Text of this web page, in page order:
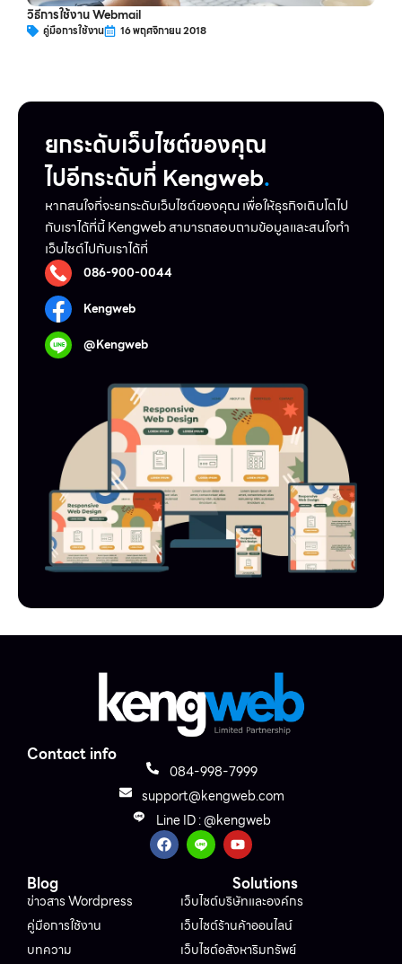
วิธีการใช้งาน Webmail
คู่มือการใช้งาน 16 พฤศจิกายน 2018
ยกระดับเว็บไซต์ของคุณ
ไปอีกระดับที่ Kengweb.
หากสนใจที่จะยกระดับเว็บไชต์ของคุณ เพื่อให้ธุรกิจเติบโตไป
กับเราได้ที่นี้ Kengweb สามารถสอบถามข้อมูลและสนใจทำ
เว็บไชต์ไปกับเราได้ที่
086-900-0044
Kengweb
@Kengweb
Contact info
084-998-7999
support@kengweb.com
Line ID : @kengweb
Blog
ข่าวสาร Wordpress
คู่มือการใช้งาน
บทความ
Solutions
เว็บไซต์บริษัทและองค์กร
เว็บไซต์ร้านค้าออนไลน์
เว็บไซต์อสังหาริมทรัพย์